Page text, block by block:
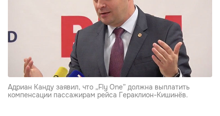
Адриан Канду заявил, что „Fly One” должна выплатить
компенсации пассажирам рейса Гераклион-Кишинёв.